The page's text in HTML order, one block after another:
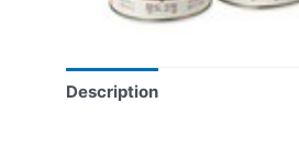
Description